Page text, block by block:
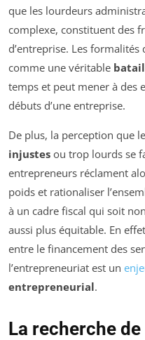
que les lourdeurs
complexe, constituent des
d’entreprise. Les
comme une véritable
temps et peut mener à des
débuts d’une entreprise.
De plus, la perception que
injustes ou trop lourds se
entrepreneurs réclament
poids et rationaliser
à un cadre fiscal qui soit
aussi plus équitable. En
entre le financement des
l’entrepreneuriat est un
entrepreneurial.
La recherche